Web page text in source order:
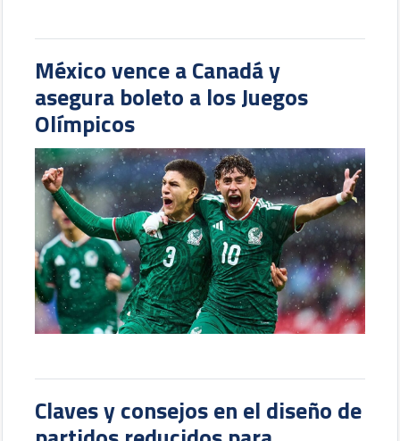
México vence a Canadá y
asegura boleto a los Juegos
Olímpicos
Claves y consejos en el diseño de